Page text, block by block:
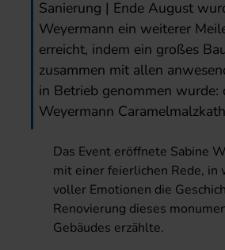
Sanierung | Ende August
Weyermann ein weiterer
erreicht, indem ein großes
zusammen mit allen
in Betrieb genommen wurde:
Weyermann
Das Event eröffnete Sabine
mit einer feierlichen Rede, in
voller Emotionen die
Renovierung dieses
Gebäudes erzählte.